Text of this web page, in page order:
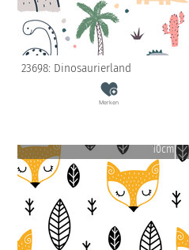
23698: Dinosaurierland
Merken
10cm